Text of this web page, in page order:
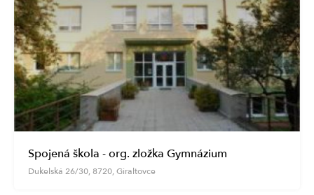
Spojená škola - org. zložka Gymnázium
Dukelská 26/30, 8720, Giraltovce